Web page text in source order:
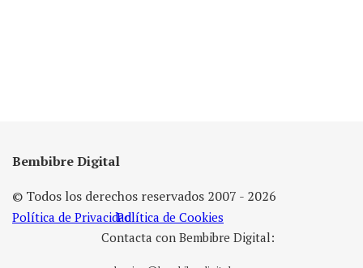
Bembibre Digital
© Todos los derechos reservados 2007 - 2026
Política de PrivacidadPolítica de Cookies
Contacta con Bembibre Digital: